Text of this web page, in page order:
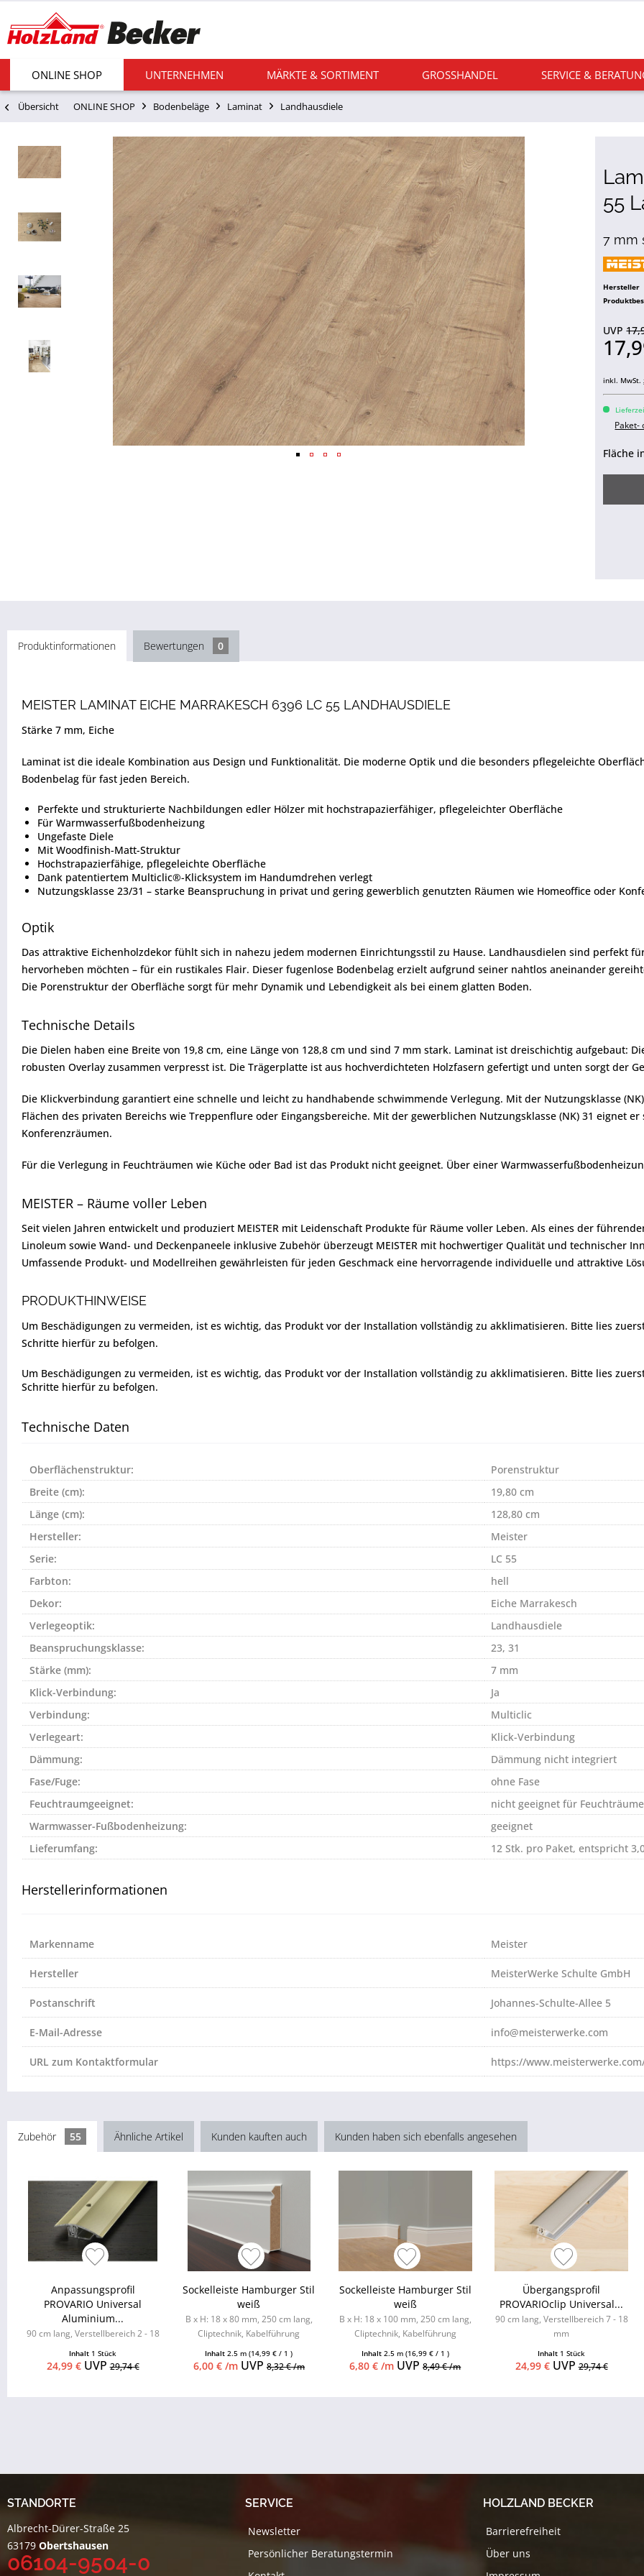
ONLINE SHOP UNTERNEHMEN MÄRKTE & SORTIMENT GROSSHANDEL SERVICE &
Übersicht ONLINE SHOP Bodenbeläge Laminat Landhausdiele
55
7 mm
Hersteller
UVP
inkl. MwSt.
Paket-
Fläche
Produktinformationen Bewertungen 0
MEISTER LAMINAT EICHE MARRAKESCH 6396 LC 55 LANDHAUSDIELE
Stärke 7 mm, Eiche
Laminat ist die ideale Kombination aus Design und Funktionalität. Die moderne Optik und die besonders pflegeleichte
Bodenbelag für fast jeden Bereich.
Perfekte und strukturierte Nachbildungen edler Hölzer mit hochstrapazierfähiger, pflegeleichter Oberfläche
Für Warmwasserfußbodenheizung
Ungefaste Diele
Mit Woodfinish-Matt-Struktur
Hochstrapazierfähige, pflegeleichte Oberfläche
Dank patentiertem Multiclic®-Klicksystem im Handumdrehen verlegt
Nutzungsklasse 23/31 – starke Beanspruchung in privat und gering gewerblich genutzten Räumen wie Homeoffice oder
Optik
Das attraktive Eichenholzdekor fühlt sich in nahezu jedem modernen Einrichtungsstil zu Hause. Landhausdielen sind perfekt
hervorheben möchten – für ein rustikales Flair. Dieser fugenlose Bodenbelag erzielt aufgrund seiner nahtlos aneinander
Die Porenstruktur der Oberfläche sorgt für mehr Dynamik und Lebendigkeit als bei einem glatten Boden.
Technische Details
Die Dielen haben eine Breite von 19,8 cm, eine Länge von 128,8 cm und sind 7 mm stark. Laminat ist dreischichtig aufgebaut:
robusten Overlay zusammen verpresst ist. Die Trägerplatte ist aus hochverdichteten Holzfasern gefertigt und unten sorgt der
Die Klickverbindung garantiert eine schnelle und leicht zu handhabende schwimmende Verlegung. Mit der Nutzungsklasse
Flächen des privaten Bereichs wie Treppenflure oder Eingangsbereiche. Mit der gewerblichen Nutzungsklasse (NK) 31 eignet
Konferenzräumen.
Für die Verlegung in Feuchträumen wie Küche oder Bad ist das Produkt nicht geeignet. Über einer
MEISTER – Räume voller Leben
Seit vielen Jahren entwickelt und produziert MEISTER mit Leidenschaft Produkte für Räume voller Leben. Als eines der
Linoleum sowie Wand- und Deckenpaneele inklusive Zubehör überzeugt MEISTER mit hochwertiger Qualität und technischer
Umfassende Produkt- und Modellreihen gewährleisten für jeden Geschmack eine hervorragende individuelle und attraktive
PRODUKTHINWEISE
Um Beschädigungen zu vermeiden, ist es wichtig, das Produkt vor der Installation vollständig zu akklimatisieren. Bitte lies
Schritte hierfür zu befolgen.
Um Beschädigungen zu vermeiden, ist es wichtig, das Produkt vor der Installation vollständig zu akklimatisieren. Bitte lies
Schritte hierfür zu befolgen.
Technische Daten
Oberflächenstruktur:
Porenstruktur
Breite (cm):
19,80 cm
Länge (cm):
128,80 cm
Hersteller:
Meister
Serie:
LC 55
Farbton:
hell
Dekor:
Eiche Marrakesch
Verlegeoptik:
Landhausdiele
Beanspruchungsklasse:
23, 31
Stärke (mm):
7 mm
Klick-Verbindung:
Ja
Verbindung:
Multiclic
Verlegeart:
Klick-Verbindung
Dämmung:
Dämmung nicht integriert
Fase/Fuge:
ohne Fase
Feuchtraumgeeignet:
nicht geeignet für Feuchträume
Warmwasser-Fußbodenheizung:
geeignet
Lieferumfang:
12 Stk. pro Paket, entspricht
Herstellerinformationen
Markenname Meister
Hersteller MeisterWerke Schulte GmbH
Postanschrift Johannes-Schulte-Allee 5
E-Mail-Adresse info@meisterwerke.com
URL zum Kontaktformular https://
Zubehör 55 Ähnliche Artikel Kunden kauften auch Kunden haben sich ebenfalls angesehen
Anpassungsprofil
PROVARIO Universal
Aluminium...
90 cm lang, Verstellbereich 2 - 18
Inhalt 1 Stück
24,99 €UVP29,74 €
Sockelleiste Hamburger Stil
weiß
B x H: 18 x 80 mm, 250 cm lang,
Cliptechnik, Kabelführung
Zubehör...
Inhalt2.5 m(14,99 € / 1 )
6,00 € /mUVP 8,32 € /m
Sockelleiste Hamburger Stil
weiß
B x H: 18 x 100 mm, 250 cm lang,
Cliptechnik, Kabelführung
Zubehör...
Inhalt 2.5 m (16,99 € / 1 )
6,80 € /m UVP8,49 € /m
Übergangsprofil
PROVARIOclip Universal...
90 cm lang, Verstellbereich 7 - 18
mm
Inhalt 1 Stück
24,99 €UVP29,74 €
STANDORTE
Albrecht-Dürer-Straße 25
63179 Obertshausen
06104-9504-0
SERVICE
Newsletter
Persönlicher Beratungstermin
HOLZLAND BECKER
Barrierefreiheit
Über uns